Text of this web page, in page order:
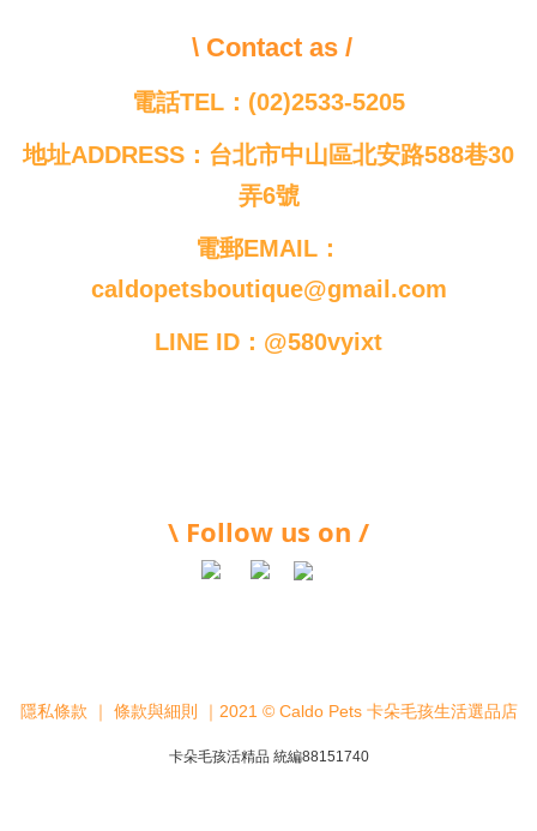
\ Contact as /
電話TEL：(02)2533-5205
地址ADDRESS：台北市中山區北安路588巷30
弄6號
電郵EMAIL：
caldopetsboutique@gmail.com
LINE ID：@580vyixt
\ Follow us on /
隱私條款 ｜ 條款與細則 ｜2021 © Caldo Pets 卡朵毛孩生活選品店
卡朵毛孩活精品 統編88151740